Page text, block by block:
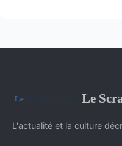
Le
L'actualité et la culture